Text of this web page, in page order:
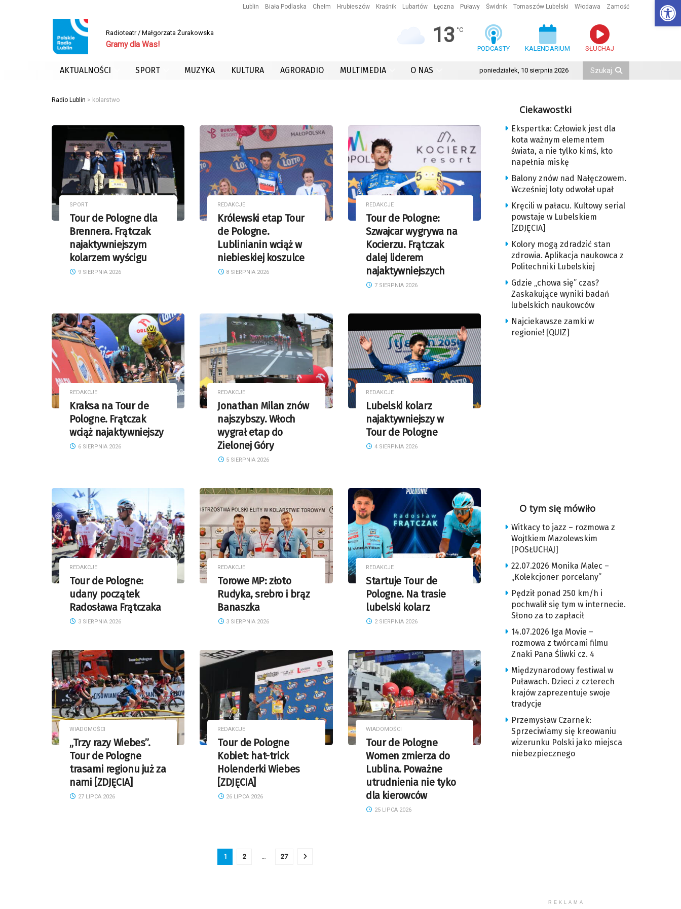
Lublin Biała Podlaska Chełm Hrubieszów Kraśnik Lubartów Łęczna Puławy Świdnik Tomaszów Lubelski Włodawa Zamość
Radioteatr / Małgorzata Żurakowska
Gramy dla Was! 13 °C
PODCASTY KALENDARIUM SŁUCHAJ
AKTUALNOŚCI SPORT MUZYKA KULTURA AGRORADIO MULTIMEDIA O NAS poniedziałek, 10 sierpnia 2026
Radio Lublin > kolarstwo
SPORT
Tour de Pologne dla
Brennera. Frątczak
najaktywniejszym
kolarzem wyścigu
9 SIERPNIA 2026
REDAKCJE
Królewski etap Tour
de Pologne.
Lublinianin wciąż w
niebieskiej koszulce
8 SIERPNIA 2026
REDAKCJE
Tour de Pologne:
Szwajcar wygrywa na
Kocierzu. Frątczak
dalej liderem
najaktywniejszych
7 SIERPNIA 2026
REDAKCJE
Kraksa na Tour de
Pologne. Frątczak
wciąż najaktywniejszy
6 SIERPNIA 2026
REDAKCJE
Jonathan Milan znów
najszybszy. Włoch
wygrał etap do
Zielonej Góry
5 SIERPNIA 2026
REDAKCJE
Lubelski kolarz
najaktywniejszy w
Tour de Pologne
4 SIERPNIA 2026
REDAKCJE
Tour de Pologne:
udany początek
Radosława Frątczaka
3 SIERPNIA 2026
REDAKCJE
Torowe MP: złoto
Rudyka, srebro i brąz
Banaszka
3 SIERPNIA 2026
REDAKCJE
Startuje Tour de
Pologne. Na trasie
lubelski kolarz
2 SIERPNIA 2026
WIADOMOŚCI
„Trzy razy Wiebes”.
Tour de Pologne
trasami regionu już za
nami [ZDJĘCIA]
27 LIPCA 2026
REDAKCJE
Tour de Pologne
Kobiet: hat-trick
Holenderki Wiebes
[ZDJĘCIA]
26 LIPCA 2026
WIADOMOŚCI
Tour de Pologne
Women zmierza do
Lublina. Poważne
utrudnienia nie tyko
dla kierowców
25 LIPCA 2026
1 2 27
Ciekawostki
Ekspertka: Człowiek jest dla
kota ważnym elementem
świata, a nie tylko kimś, kto
napełnia miskę
Balony znów nad Nałęczowem.
Wcześniej loty odwołał upał
Kręcili w pałacu. Kultowy serial
powstaje w Lubelskiem
[ZDJĘCIA]
Kolory mogą zdradzić stan
zdrowia. Aplikacja naukowca z
Politechniki Lubelskiej
Gdzie „chowa się” czas?
Zaskakujące wyniki badań
lubelskich naukowców
Najciekawsze zamki w
regionie! [QUIZ]
O tym się mówiło
Witkacy to jazz – rozmowa z
Wojtkiem Mazolewskim
[POSŁUCHAJ]
22.07.2026 Monika Malec –
„Kolekcjoner porcelany”
Pędził ponad 250 km/h i
pochwalił się tym w internecie.
Słono za to zapłacił
14.07.2026 Iga Movie –
rozmowa z twórcami filmu
Znaki Pana Śliwki cz. 4
Międzynarodowy festiwal w
Puławach. Dzieci z czterech
krajów zaprezentuje swoje
tradycje
Przemysław Czarnek:
Sprzeciwiamy się kreowaniu
wizerunku Polski jako miejsca
niebezpiecznego
REKLAMA